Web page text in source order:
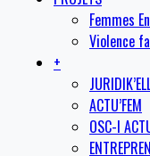
Femmes
Violence
+
ACTU’FEM
OSC-I